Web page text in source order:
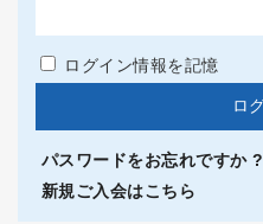
ログイン情報を記憶
パスワードをお忘れですか ?
新規ご入会はこちら